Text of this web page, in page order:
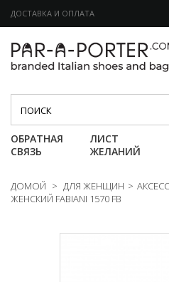
ДОСТАВКА И ОПЛАТА
Категории
ОБРАТНАЯ
СВЯЗЬ
ЛИСТ
ЖЕЛАНИЙ
ДОМОЙ > ДЛЯ ЖЕНЩИН >
ЖЕНСКИЙ FABIANI 1570 FB